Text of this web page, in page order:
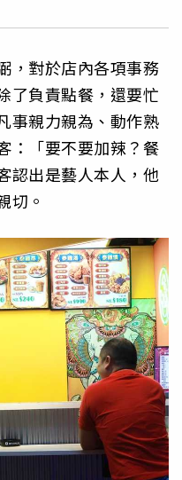
，對於店內各項事務
了負責點餐，還要忙
事親力親為、動作熟
：「要不要加辣？餐
認出是藝人本人，他
切。